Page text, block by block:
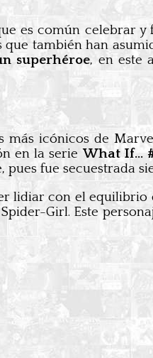
es común celebrar
también han
superhéroe, en este
más icónicos de
en la serieWhat If…
fue secuestrada
lidiar con el
Girl. Este